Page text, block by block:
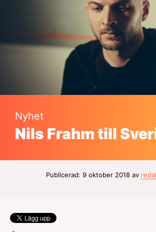
Nyhet
Nils Frahm till
Publicerad: 9 oktober 2018 av